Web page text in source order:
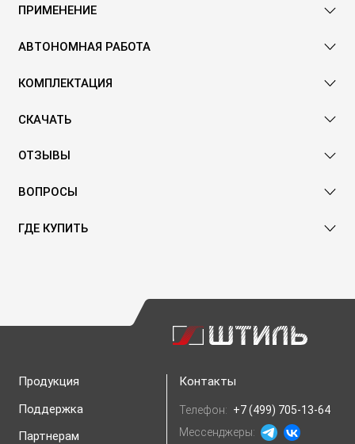
ПРИМЕНЕНИЕ
АВТОНОМНАЯ РАБОТА
КОМПЛЕКТАЦИЯ
СКАЧАТЬ
ОТЗЫВЫ
ВОПРОСЫ
ГДЕ КУПИТЬ
Продукция
Поддержка
Партнерам
Контакты
Телефон: +7 (499) 705-13-64
Мессенджеры: